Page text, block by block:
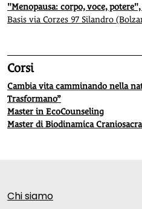
"Menopausa: corpo, voce,
Basis via Corzes 97 Silandro
Corsi
Cambia vita camminando nella
Trasformano”
Master in EcoCounseling
Master di Biodinamica
Chi siamo